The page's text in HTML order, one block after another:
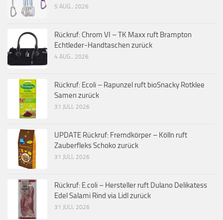
5 AUG., 2026
Rückruf: Chrom VI – TK Maxx ruft Brampton
Echtleder-Handtaschen zurück
4 AUG., 2026
Rückruf: Ecoli – Rapunzel ruft bioSnacky Rotklee
Samen zurück
31 JULI, 2026
UPDATE Rückruf: Fremdkörper – Kölln ruft
Zauberfleks Schoko zurück
31 JULI, 2026
Rückruf: E.coli – Hersteller ruft Dulano Delikatess
Edel Salami Rind via Lidl zurück
31 JULI, 2026